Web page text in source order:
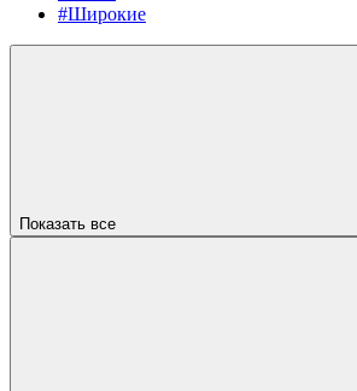
#Широкие
Показать все